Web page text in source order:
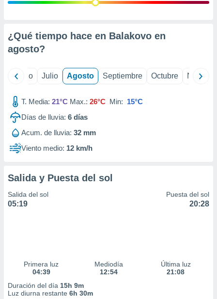
e
mediante
publicidad
de
1199
¿Qué tiempo hace en Balakovo en
agosto?
Junio Julio Agosto Septiembre Octubre
T. Media: 21°C Max.: 26°C Min: 15°C
Días de lluvia: 6 días
Acum. de lluvia: 32 mm
Viento medio: 12 km/h
Salida y Puesta del sol
Salida del sol
05:19
Puesta del sol
20:28
Primera luz
04:39
Mediodía
12:54
Última luz
21:08
Duración del día 15h 9m
Luz diurna restante 6h 30m